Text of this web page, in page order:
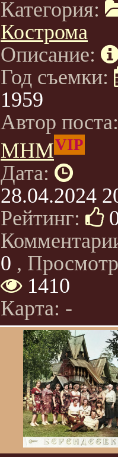
Категория:
Кострома
Описание:
Год съемки:
1959
Автор
МНМVIP
Дата:
28.04.2024
Рейтинг:
0 ,
1410
Карта: -